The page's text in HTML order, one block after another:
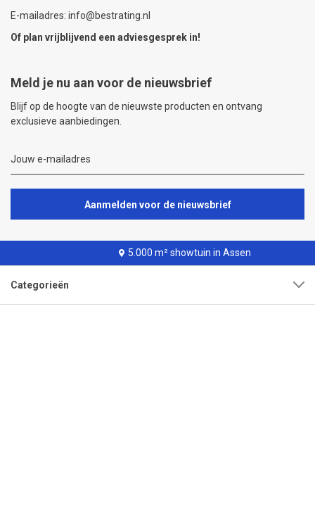
E-mailadres: info@bestrating.nl
Of plan vrijblijvend een adviesgesprek in!
Meld je nu aan voor de nieuwsbrief
Blijf op de hoogte van de nieuwste producten en ontvang
exclusieve aanbiedingen.
Aanmelden voor de nieuwsbrief
5.000 m² showtuin in Assen
Categorieën